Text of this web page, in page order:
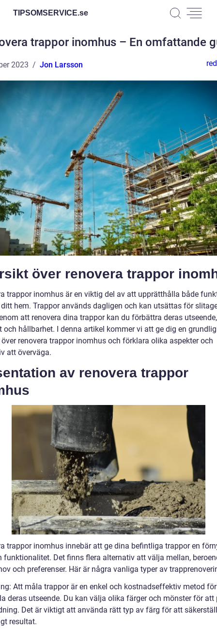
TIPSOMSERVICE.se
trappor inomhus – En omfattande
2023 Jon Larsson
över renovera trappor
trappor inomhus är en viktig del av att upprätthålla både
hem. Trappor används dagligen och kan utsättas för
att renovera dina trappor kan du förbättra deras utseende,
och hållbarhet. I denna artikel kommer vi att ge dig en grundlig
renovera trappor inomhus och förklara olika aspekter och
att överväga.
av renovera trappor
trappor inomhus innebär att ge dina befintliga trappor en
funktionalitet. Det finns flera alternativ att välja mellan,
och preferenser. Här är några vanliga typer av
Att måla trappor är en enkel och kostnadseffektiv metod
deras utseende. Du kan välja olika färger och mönster för att
Det är viktigt att använda rätt typ av färg för att
resultat.